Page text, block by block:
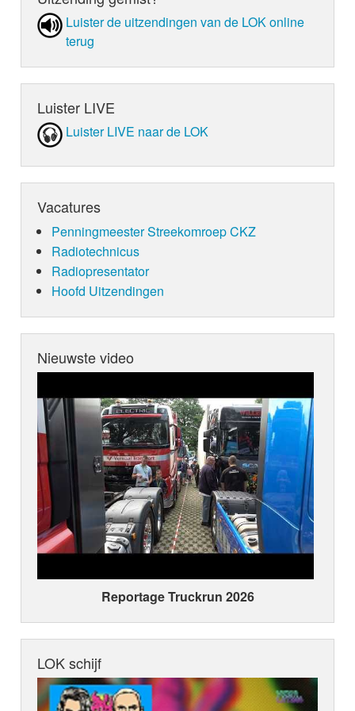
Luister de uit­zen­din­gen van de LOK online
terug
Luister LIVE
Luister LIVE naar de LOK
Vacatures
Penningmeester Streekomroep CKZ
Radiotechnicus
Radiopresentator
Hoofd Uitzendingen
Nieuwste video
Reportage Truckrun 2026
LOK schijf